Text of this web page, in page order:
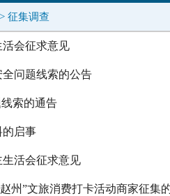
> 征集调查
会征求意见
问题线索的公告
索的通告
的启事
生活会征求意见
州”文旅消费打卡活动商家征集